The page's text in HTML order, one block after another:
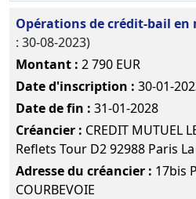
Opérations de crédit-bail
: 30-08-2023)
Montant : 2 790 EUR
Date d'inscription : 30-01-
Date de fin : 31-01-2028
Créancier : CREDIT MUTUEL
Reflets Tour D2 92988 Paris
Adresse du créancier : 17bis
COURBEVOIE